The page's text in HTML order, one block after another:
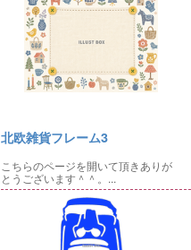
北欧雑貨フレーム3
こちらのページを開いて頂きありが
とうございます＾＾。...